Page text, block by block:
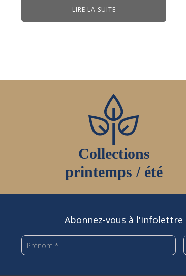
LIRE LA SUITE
Collections
printemps / été
Abonnez-vous à l'infolettre